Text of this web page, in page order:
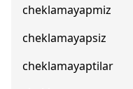
cheklamayapmiz
cheklamayapsiz
cheklamayaptilar